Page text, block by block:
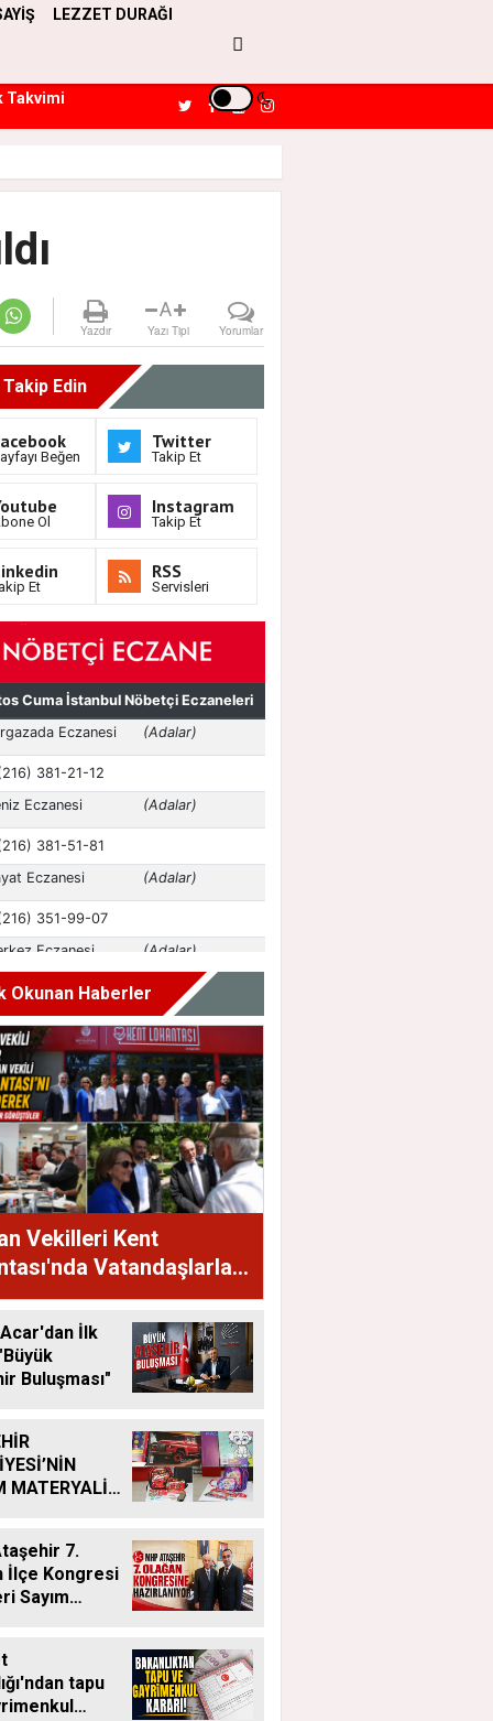
LEZZET DURAĞI
Takvimi
Yazdır
A
Yazı Tipi Yorumlar
Takip Edin
Beğen
Twitter
Takip Et
Ol
Instagram
Takip Et
Et
RSS
Servisleri
Okunan Haberler
Vekilleri Kent
Vatandaşlarla
Geldi
İlk
Buluşması"
MATERYALİ
7.
İlçe Kongresi
Sayım
tapu